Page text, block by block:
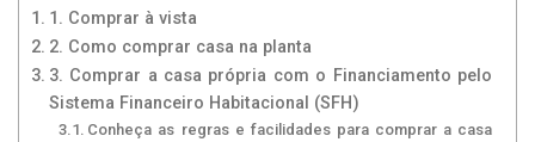
1. Comprar à vista
2. Como comprar casa na planta
3. Comprar a casa própria com o Financiamento pelo
Sistema Financeiro Habitacional (SFH)
Conheça as regras e facilidades para comprar a casa